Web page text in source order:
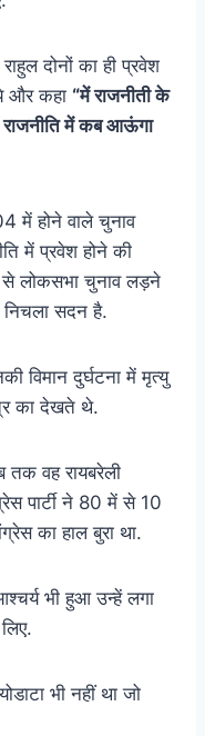
दोनों का ही प्रवेश
और कहा “में राजनीती के
राजनीति में कब आऊंगा
में होने वाले चुनाव
में प्रवेश होने की
से लोकसभा चुनाव लड़ने
सदन है.
विमान दुर्घटना में मृत्यु
का देखते थे.
तक वह रायबरेली
पार्टी ने 80 में से 10
का हाल बुरा था.
भी हुआ उन्हें लगा
भी नहीं था जो